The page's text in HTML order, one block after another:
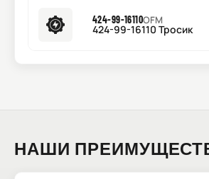
424-99-16110OFM
424-99-16110 Тросик
НАШИ